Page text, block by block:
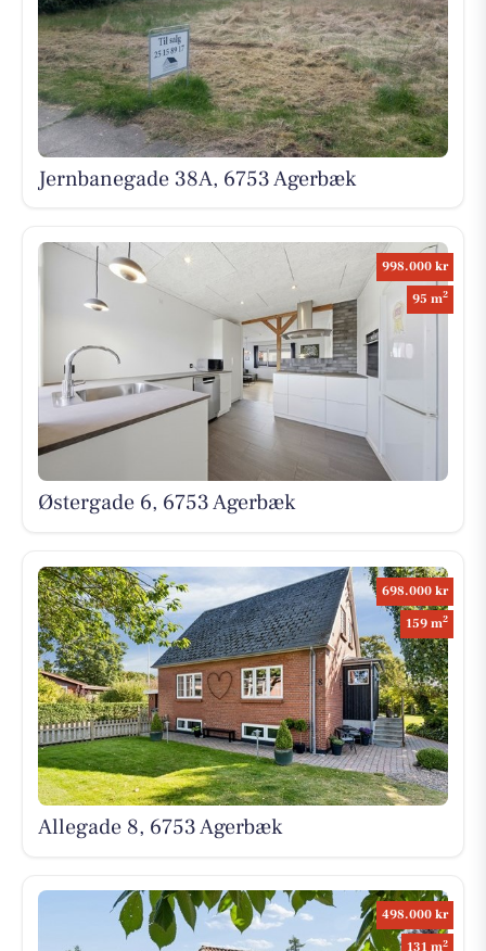
Jernbanegade 38A, 6753 Agerbæk
998.000 kr
95 m2
Østergade 6, 6753 Agerbæk
698.000 kr
159 m2
Allegade 8, 6753 Agerbæk
498.000 kr
131 m2